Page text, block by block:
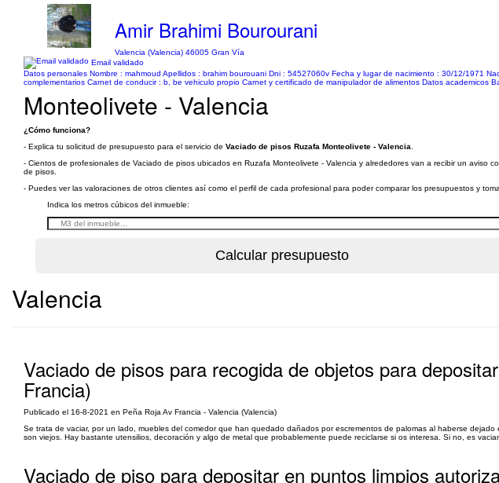
Amir Brahimi Bourourani
Valencia (Valencia) 46005 Gran Vía
Email validado
Datos personales Nombre : mahmoud Apellidos : brahim bourouani Dni : 54527060v Fecha y lugar de nacimiento : 30/12/1971
complementarios Carnet de conducir : b, be vehiculo propio Carnet y certificado de manipulador de alimentos Datos academicos
Monteolivete - Valencia
¿Cómo funciona?
- Explica tu solicitud de presupuesto para el servicio de Vaciado de pisos Ruzafa Monteolivete - Valencia
- Cientos de profesionales de Vaciado de pisos ubicados en Ruzafa Monteolivete - Valencia y alrededores van a recibir un
de pisos.
- Puedes ver las valoraciones de otros clientes así como el perfil de cada profesional para poder comparar los presupuestos y
Indica los metros cúbicos del inmueble:
Valencia
Vaciado de pisos para recogida de objetos para
Francia)
Publicado el 16-8-2021 en Peña Roja Av Francia - Valencia (Valencia)
Se trata de vaciar, por un lado, muebles del comedor que han quedado dañados por escrementos de palomas al haberse
son viejos. Hay bastante utensilios, decoración y algo de metal que probablemente puede reciclarse si os interesa. Si no, es
Vaciado de piso para depositar en puntos limpios